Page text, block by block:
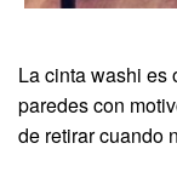
La cinta washi es
paredes con
de retirar cuando